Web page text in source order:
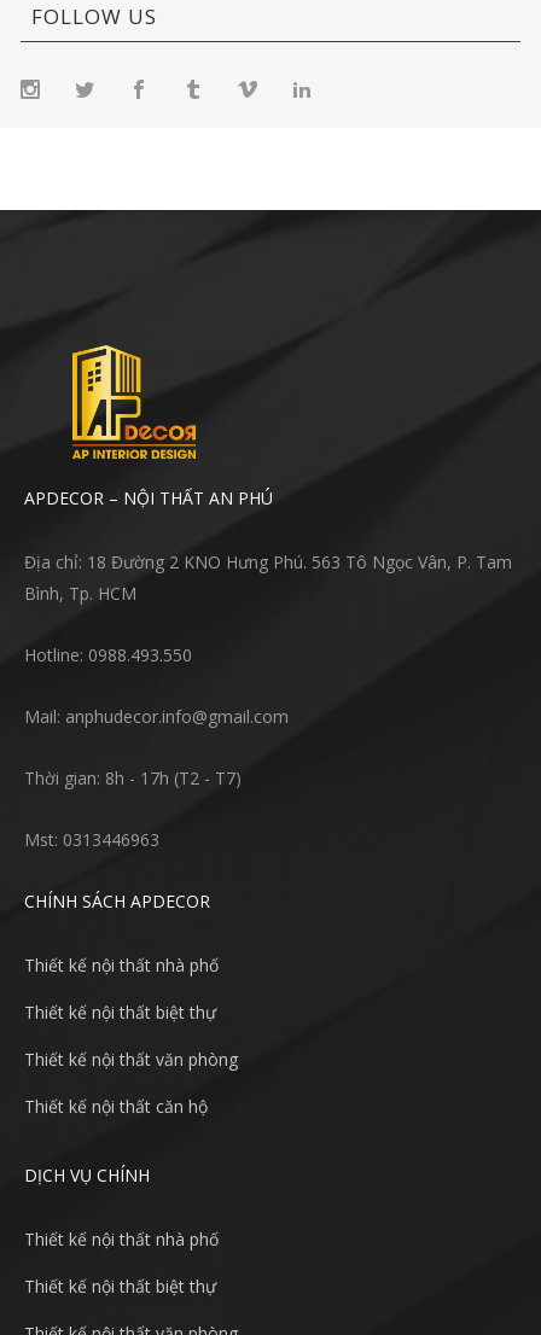
FOLLOW US
APDECOR – NỘI THẤT AN PHÚ
Địa chỉ: 18 Đường 2 KNO Hưng Phú. 563 Tô Ngọc Vân, P. Tam
Bình, Tp. HCM
Hotline: 0988.493.550
Mail: anphudecor.info@gmail.com
Thời gian: 8h - 17h (T2 - T7)
Mst: 0313446963
CHÍNH SÁCH APDECOR
Thiết kế nội thất nhà phố
Thiết kế nội thất biệt thự
Thiết kế nội thất văn phòng
Thiết kế nội thất căn hộ
DỊCH VỤ CHÍNH
Thiết kế nội thất nhà phố
Thiết kế nội thất biệt thự